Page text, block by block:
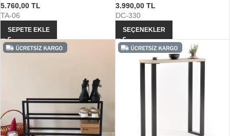
5.760,00 TL
TA-06
SEPETE EKLE
3.990,00 TL
DC-330
SEÇENEKLER